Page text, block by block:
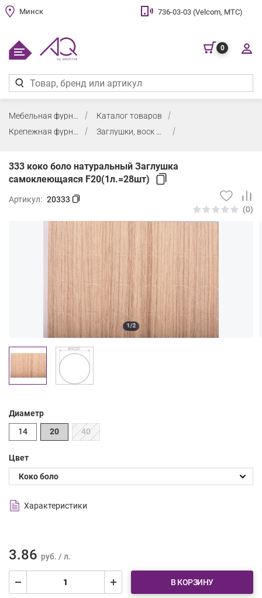
Минск 736-03-03 (Velcom, МТС)
0
Каталог товаров
Крепежная фурнитура, заглушки, воск
Заглушки, воск мебельный
333 коко боло натуральный Заглушка
самоклеющаяся F20(1л.=28шт)
Артикул: 20333
(0)
1/2
Диаметр
14
20 40
Цвет
Характеристики
3.86 руб. / л.
В КОРЗИНУ